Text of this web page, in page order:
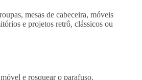
mesas de cabeceira, móveis
e projetos retrô, clássicos ou
e rosquear o parafuso.